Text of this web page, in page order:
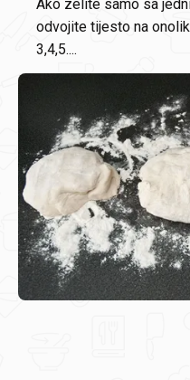
Ako zelite samo sa
odvojite tijesto na
3,4,5....